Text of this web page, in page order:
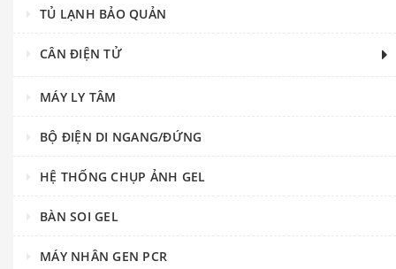
TỦ LẠNH BẢO QUẢN
CÂN ĐIỆN TỬ
MÁY LY TÂM
BỘ ĐIỆN DI NGANG/ĐỨNG
HỆ THỐNG CHỤP ẢNH GEL
BÀN SOI GEL
MÁY NHÂN GEN PCR